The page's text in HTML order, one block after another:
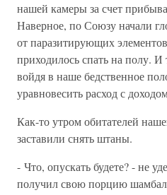
нашей камеры за счет
Наверное, по Союзу начали
от паразитирующих
приходилось спать на полу. И
войдя в наше бедственное
уравновесить расход с
Как-то утром обитателей
заставили снять штаны.
- Что, опускать будете? - не
получил свою порцию